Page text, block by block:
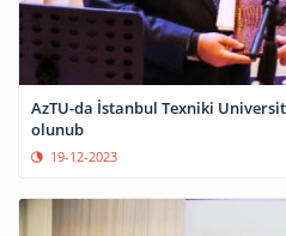
AzTU-da İstanbul Texniki
olunub
19-12-2023